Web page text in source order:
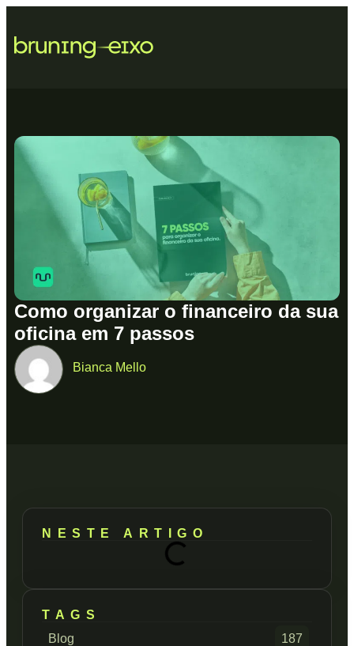
Como organizar o financeiro da sua
oficina em 7 passos
Bianca Mello
NESTE ARTIGO
TAGS
Blog
187